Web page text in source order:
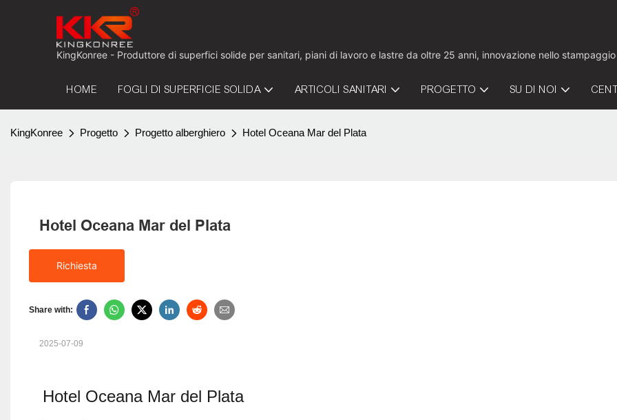
KingKonree - Produttore di superfici solide per sanitari, piani di lavoro e lastre da oltre 25 anni, innovazione nello
HOME FOGLI DI SUPERFICIE SOLIDA ARTICOLI SANITARI PROGETTO SU DI NOI
KingKonree Progetto Progetto alberghiero Hotel Oceana Mar del Plata
Hotel Oceana Mar del Plata
Richiesta
Share with:
2025-07-09
Hotel Oceana Mar del Plata